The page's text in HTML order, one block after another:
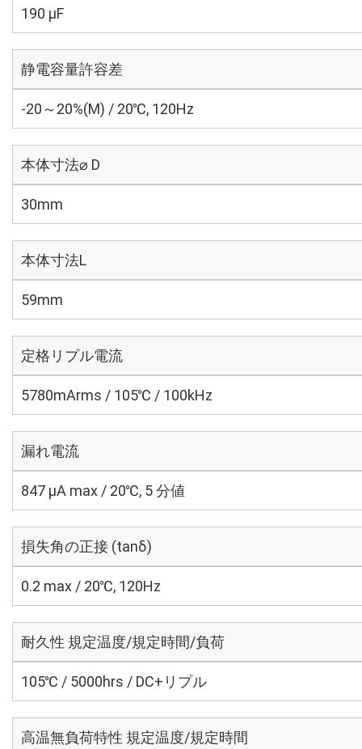
190 µF
静電容量許容差
-20～20%(M) / 20℃, 120Hz
本体寸法⌀ D
30mm
本体寸法L
59mm
定格リプル電流
5780mArms / 105℃ / 100kHz
漏れ電流
847 μA max / 20℃, 5 分値
損失角の正接 (tanδ)
0.2 max / 20℃, 120Hz
耐久性 規定温度/規定時間/負荷
105℃ / 5000hrs / DC+リプル
高温無負荷特性 規定温度/規定時間